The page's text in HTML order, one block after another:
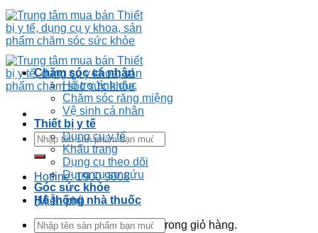
Hotline: 1900 9008
(Miễn phí)
Chưa có sản phẩm trong giỏ hàng.
Chăm sóc cá nhân
Hỗ trợ tình dục
Chăm sóc răng miệng
Vệ sinh cá nhân
Thiết bị y tế
Dụng cụ y tế
Khẩu trang
Dụng cụ theo dõi
Dụng cụ sơ cứu
Góc sức khỏe
Hệ thống nhà thuốc